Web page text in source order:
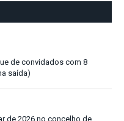
de convidados com 8
saída)
de 2026 no concelho de